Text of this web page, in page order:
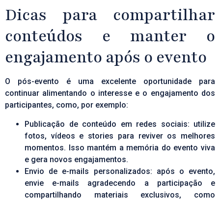
Dicas para compartilhar
conteúdos e manter o
engajamento após o evento
O pós-evento é uma excelente oportunidade para
continuar alimentando o interesse e o engajamento dos
participantes, como, por exemplo:
Publicação de conteúdo em redes sociais: utilize
fotos, vídeos e stories para reviver os melhores
momentos. Isso mantém a memória do evento viva
e gera novos engajamentos.
Envio de e-mails personalizados: após o evento,
envie e-mails agradecendo a participação e
compartilhando materiais exclusivos, como